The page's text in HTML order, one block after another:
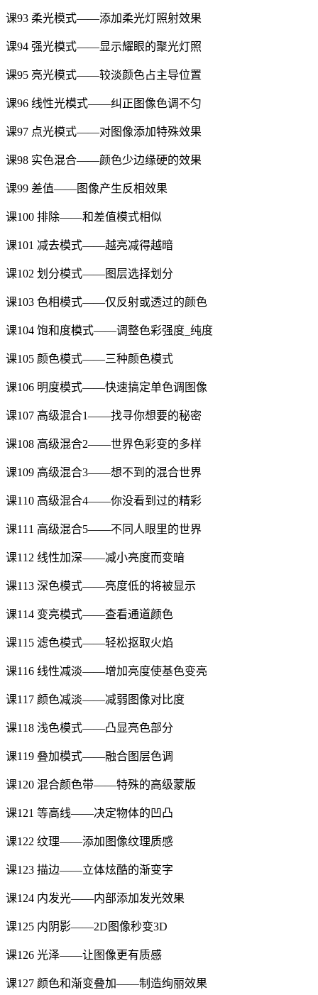
课93 柔光模式——添加柔光灯照射效果
课94 强光模式——显示耀眼的聚光灯照
课95 亮光模式——较淡颜色占主导位置
课96 线性光模式——纠正图像色调不匀
课97 点光模式——对图像添加特殊效果
课98 实色混合——颜色少边缘硬的效果
课99 差值——图像产生反相效果
课100 排除——和差值模式相似
课101 减去模式——越亮减得越暗
课102 划分模式——图层选择划分
课103 色相模式——仅反射或透过的颜色
课104 饱和度模式——调整色彩强度_纯度
课105 颜色模式——三种颜色模式
课106 明度模式——快速搞定单色调图像
课107 高级混合1——找寻你想要的秘密
课108 高级混合2——世界色彩变的多样
课109 高级混合3——想不到的混合世界
课110 高级混合4——你没看到过的精彩
课111 高级混合5——不同人眼里的世界
课112 线性加深——减小亮度而变暗
课113 深色模式——亮度低的将被显示
课114 变亮模式——查看通道颜色
课115 滤色模式——轻松抠取火焰
课116 线性减淡——增加亮度使基色变亮
课117 颜色减淡——减弱图像对比度
课118 浅色模式——凸显亮色部分
课119 叠加模式——融合图层色调
课120 混合颜色带——特殊的高级蒙版
课121 等高线——决定物体的凹凸
课122 纹理——添加图像纹理质感
课123 描边——立体炫酷的渐变字
课124 内发光——内部添加发光效果
课125 内阴影——2D图像秒变3D
课126 光泽——让图像更有质感
课127 颜色和渐变叠加——制造绚丽效果